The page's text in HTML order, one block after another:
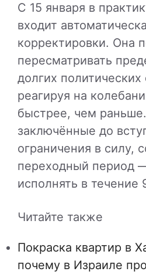
С 15 января в
входит
корректировки. Она
пересматривать
долгих политических
реагируя на
быстрее, чем
заключённые до
ограничения в силу,
переходный период
исполнять в течение
Читайте также
Покраска квартир в
почему в Израиле